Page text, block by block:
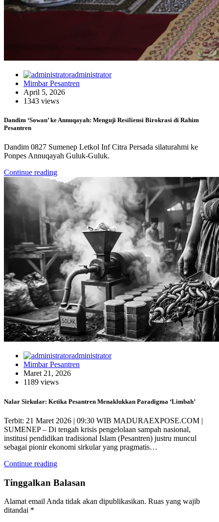
administrator
Mimbar Pesantren
April 5, 2026
1343 views
Dandim ‘Sowan’ ke Annuqayah: Menguji Resiliensi Birokrasi di Rahim
Pesantren
Dandim 0827 Sumenep Letkol Inf Citra Persada silaturahmi ke
Ponpes Annuqayah Guluk-Guluk.
Continue reading
administrator
Mimbar Pesantren
Maret 21, 2026
1189 views
Nalar Sirkular: Ketika Pesantren Menaklukkan Paradigma ‘Limbah’
Terbit: 21 Maret 2026 | 09:30 WIB MADURAEXPOSE.COM |
SUMENEP – Di tengah krisis pengelolaan sampah nasional,
institusi pendidikan tradisional Islam (Pesantren) justru muncul
sebagai pionir ekonomi sirkular yang pragmatis…
Continue reading
Tinggalkan Balasan
Alamat email Anda tidak akan dipublikasikan. Ruas yang wajib
ditandai *